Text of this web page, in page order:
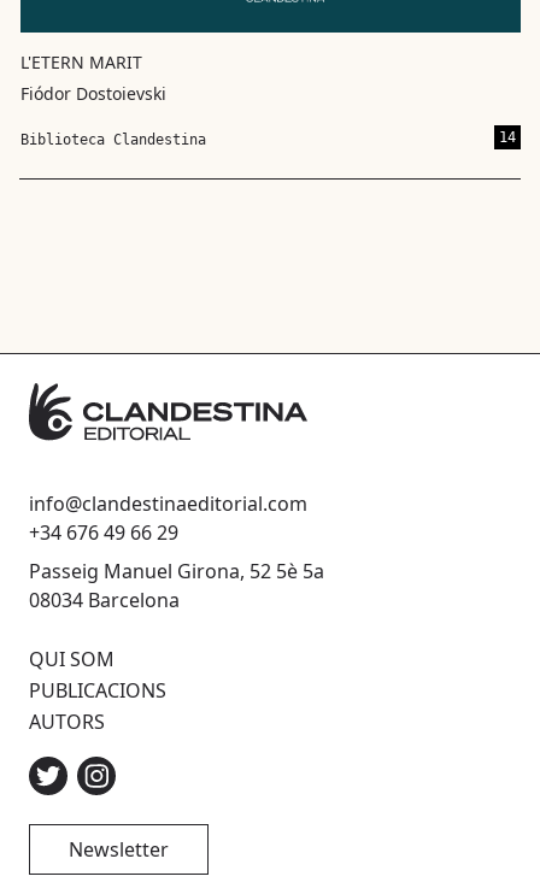
L'ETERN MARIT
Fiódor Dostoievski
Biblioteca Clandestina 14
info@clandestinaeditorial.com
+34 676 49 66 29
Passeig Manuel Girona, 52 5è 5a
08034 Barcelona
QUI SOM
PUBLICACIONS
AUTORS
Newsletter